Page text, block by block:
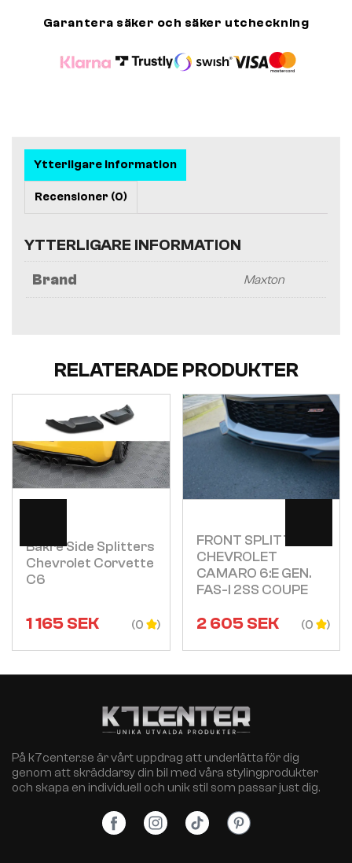
Garantera säker och säker utcheckning
Ytterligare information
Recensioner (0)
YTTERLIGARE INFORMATION
Brand Maxton
RELATERADE PRODUKTER
Bakre Side Splitters
Chevrolet Corvette
C6
1 165SEK (0
FRONT SPLITTER V.1
CHEVROLET
CAMARO 6:E GEN.
FAS-I 2SS COUPE
2 605SEK (0
På k7center.se är vårt uppdrag att underlätta för dig
genom att skräddarsy din bil med våra stylingprodukter
och skapa en individuell och unik stil som passar just dig.